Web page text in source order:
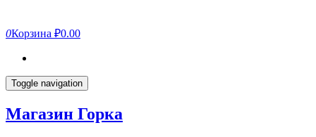
0Корзина ₽0.00
Toggle navigation
Магазин Горка